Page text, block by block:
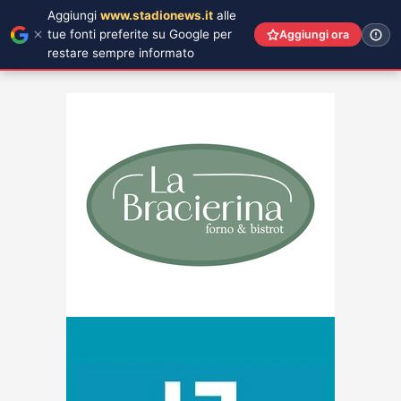
Aggiungi www.stadionews.it alle
tue fonti preferite su Google per
restare sempre informato
Aggiungi ora